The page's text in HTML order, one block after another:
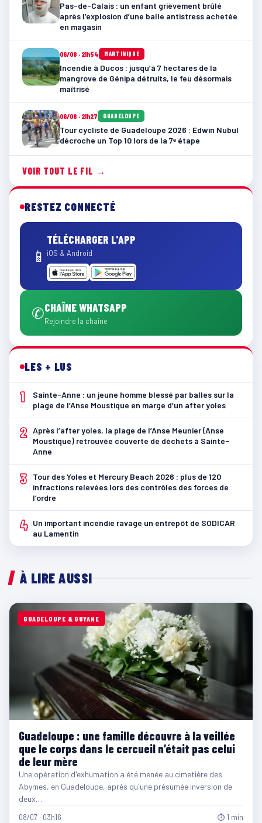
Pas-de-Calais : un enfant grièvement brûlé
après l’explosion d’une balle antistress achetée
en magasin
06/08 · 21h54 MARTINIQUE
Incendie à Ducos : jusqu’à 7 hectares de la
mangrove de Génipa détruits, le feu désormais
maîtrisé
06/08 · 21h27 GUADELOUPE
Tour cycliste de Guadeloupe 2026 : Edwin Nubul
décroche un Top 10 lors de la 7ᵉ étape
VOIR TOUT LE FIL →
RESTEZ CONNECTÉ
📱
TÉLÉCHARGER L'APP
iOS & Android
✆CHAÎNE WHATSAPP
Rejoindre la chaîne
LES + LUS
1
Sainte-Anne : un jeune homme blessé par balles sur la
plage de l’Anse Moustique en marge d’un after yoles
2 Après l’after yoles, la plage de l’Anse Meunier (Anse
Moustique) retrouvée couverte de déchets à Sainte-
Anne
3
Tour des Yoles et Mercury Beach 2026 : plus de 120
infractions relevées lors des contrôles des forces de
l’ordre
4 Un important incendie ravage un entrepôt de SODICAR
au Lamentin
À LIRE AUSSI
GUADELOUPE & GUYANE
Guadeloupe : une famille découvre à la veillée
que le corps dans le cercueil n’était pas celui
de leur mère
Une opération d'exhumation a été menée au cimetière des
Abymes, en Guadeloupe, après qu'une présumée inversion de
deux…
08/07 · 03h16 ⏱ 1 min